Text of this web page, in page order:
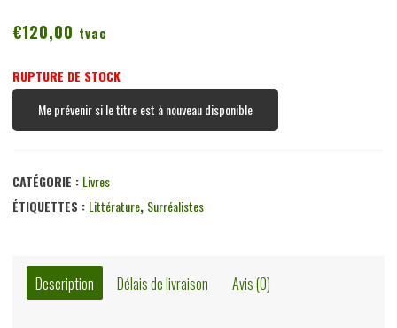
€120,00 tvac
RUPTURE DE STOCK
Me prévenir si le titre est à nouveau disponible
CATÉGORIE : Livres
ÉTIQUETTES : Littérature, Surréalistes
Description Délais de livraison Avis (0)